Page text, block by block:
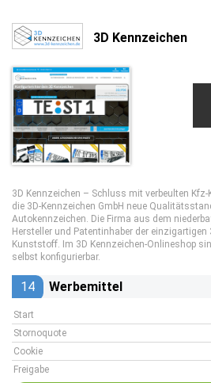
3D Kennzeichen
3D Kennzeichen – Schluss mit verbeulten
die 3D-Kennzeichen GmbH neue
Autokennzeichen. Die Firma aus dem
Hersteller und Patentinhaber der einzigartigen
Kunststoff. Im 3D Kennzeichen-Onlineshop
selbst konfigurierbar.
14 Werbemittel
Start
Stornoquote
Cookie
Freigabe